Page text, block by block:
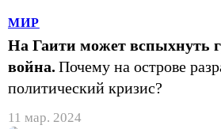
МИР
На Гаити может вспыхнуть
война. Почему на острове
политический кризис?
11 мар. 2024